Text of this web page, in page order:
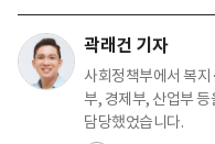
곽래건 기자
사회정책부에서 복
부, 경제부, 산업부
담당했었습니다.